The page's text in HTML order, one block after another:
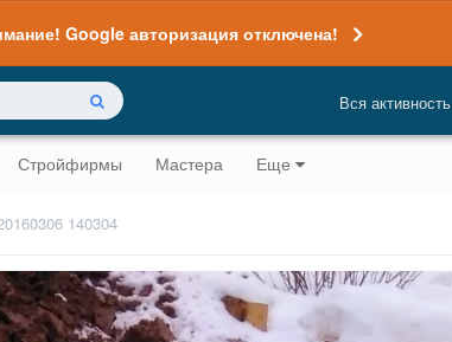
Google авторизация отключена!
Вся активность
Стройфирмы Мастера Еще
140304